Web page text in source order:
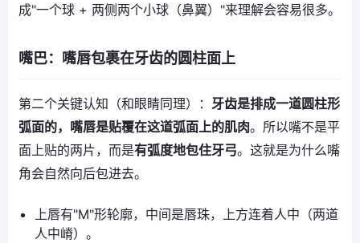
成"一个球 + 两侧两个小球（鼻翼）"来理解会容易很多。
嘴巴：嘴唇包裹在牙齿的圆柱面上
第二个关键认知（和眼睛同理）： 牙齿是排成一道圆柱形
弧面的，嘴唇是贴覆在这道弧面上的肌肉。所以嘴不是平
面上贴的两片，而是有弧度地包住牙弓。这就是为什么嘴
角会自然向后包进去。
上唇有"M"形轮廓，中间是唇珠，上方连着人中（两道
人中嵴）。